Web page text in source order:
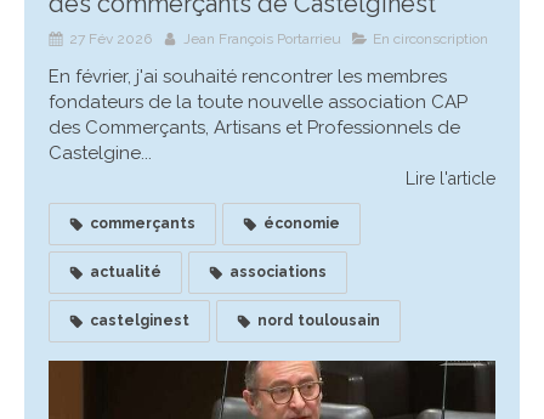
27 Fév 2026 Jean François Portarrieu En circonscription
En février, j'ai souhaité rencontrer les membres
fondateurs de la toute nouvelle association CAP
des Commerçants, Artisans et Professionnels de
Castelgine...
Lire l'article
commerçants économie
actualité associations
castelginest nord toulousain